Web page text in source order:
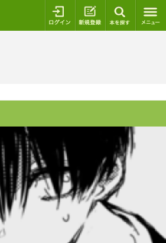
ログイン 新規登録